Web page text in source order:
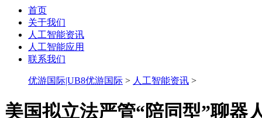
首页
关于我们
人工智能资讯
人工智能应用
联系我们
优游国际|UB8优游国际 > 人工智能资讯 >
美国拟立法严管“陪同型”聊器